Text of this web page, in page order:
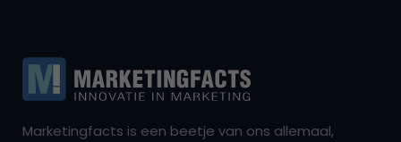
Marketingfacts is een beetje van ons allemaal,